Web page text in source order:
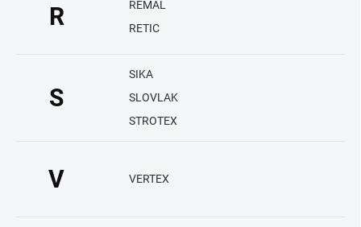
R
REMAL
RETIC
S
SIKA
SLOVLAK
STROTEX
V VERTEX